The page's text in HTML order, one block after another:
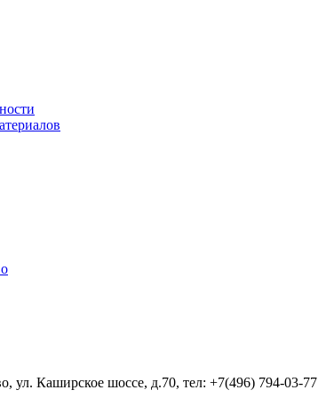
ул. Каширское шоссе, д.70, тел: +7(496) 794-03-77